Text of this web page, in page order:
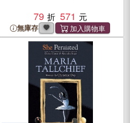
79
571
無庫存